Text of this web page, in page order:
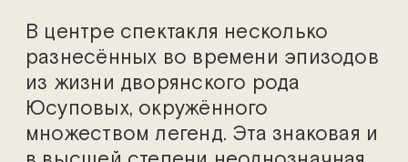
В центре спектакля несколько
разнесённых во времени эпизодов
из жизни дворянского рода
Юсуповых, окружённого
множеством легенд. Эта знаковая и